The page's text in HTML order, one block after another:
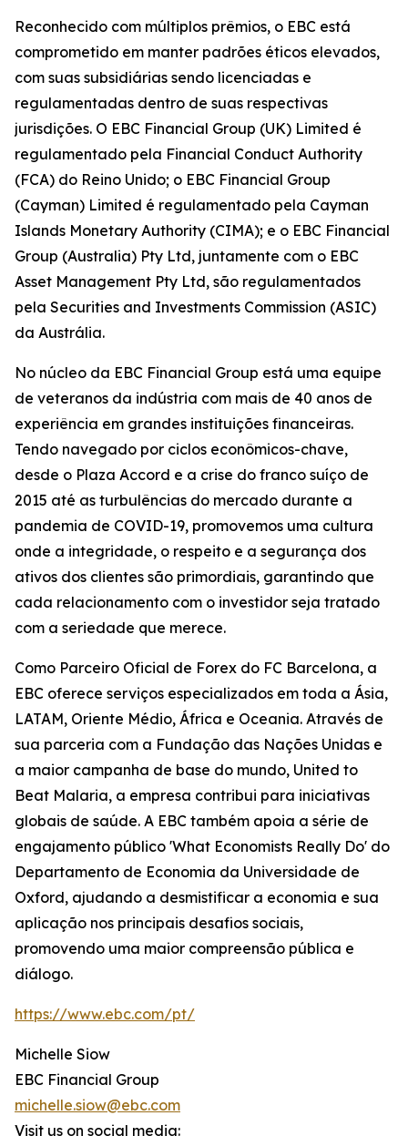
Reconhecido com múltiplos prêmios, o EBC está
comprometido em manter padrões éticos elevados,
com suas subsidiárias sendo licenciadas e
regulamentadas dentro de suas respectivas
jurisdições. O EBC Financial Group (UK) Limited é
regulamentado pela Financial Conduct Authority
(FCA) do Reino Unido; o EBC Financial Group
(Cayman) Limited é regulamentado pela Cayman
Islands Monetary Authority (CIMA); e o EBC Financial
Group (Australia) Pty Ltd, juntamente com o EBC
Asset Management Pty Ltd, são regulamentados
pela Securities and Investments Commission (ASIC)
da Austrália.
No núcleo da EBC Financial Group está uma equipe
de veteranos da indústria com mais de 40 anos de
experiência em grandes instituições financeiras.
Tendo navegado por ciclos econômicos-chave,
desde o Plaza Accord e a crise do franco suíço de
2015 até as turbulências do mercado durante a
pandemia de COVID-19, promovemos uma cultura
onde a integridade, o respeito e a segurança dos
ativos dos clientes são primordiais, garantindo que
cada relacionamento com o investidor seja tratado
com a seriedade que merece.
Como Parceiro Oficial de Forex do FC Barcelona, a
EBC oferece serviços especializados em toda a Ásia,
LATAM, Oriente Médio, África e Oceania. Através de
sua parceria com a Fundação das Nações Unidas e
a maior campanha de base do mundo, United to
Beat Malaria, a empresa contribui para iniciativas
globais de saúde. A EBC também apoia a série de
engajamento público 'What Economists Really Do' do
Departamento de Economia da Universidade de
Oxford, ajudando a desmistificar a economia e sua
aplicação nos principais desafios sociais,
promovendo uma maior compreensão pública e
diálogo.
https://www.ebc.com/pt/
Michelle Siow
EBC Financial Group
michelle.siow@ebc.com
Visit us on social media: